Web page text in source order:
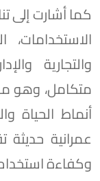
كما أشارت إلى
والتجارية
متكامل، وهو
أنماط الحياة
عمرانية
وكفاءة